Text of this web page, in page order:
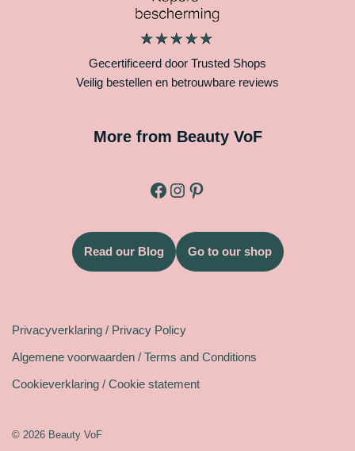
Gecertificeerd door Trusted Shops
Veilig bestellen en betrouwbare reviews
More from Beauty VoF
Read our Blog Go to our shop
Privacyverklaring / Privacy Policy
Algemene voorwaarden / Terms and Conditions
Cookieverklaring / Cookie statement
© 2026 Beauty VoF